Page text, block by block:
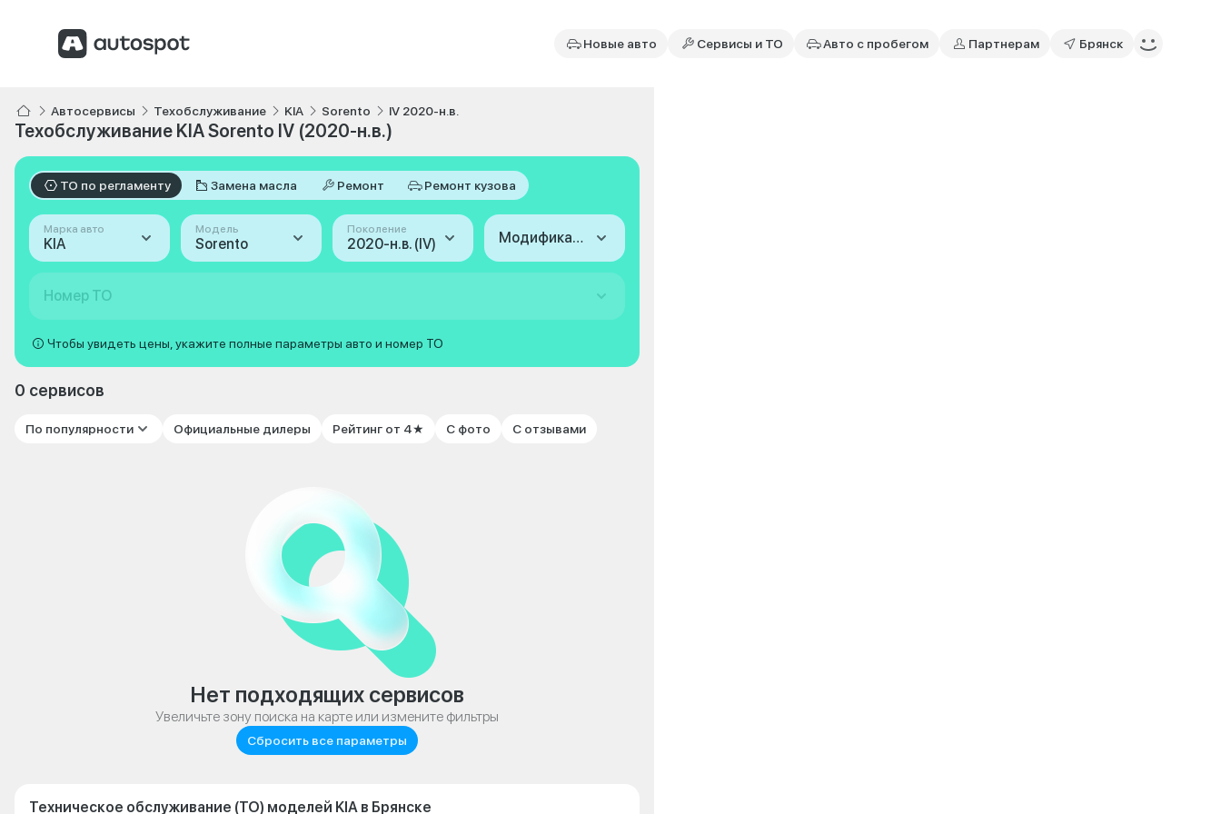
Новые авто Сервисы и ТО Авто с пробегом Партнерам Брянск
Автосервисы Техобслуживание KIA Sorento IV 2020-н.в.
Техобслуживание KIA Sorento IV (2020-н.в.)
ТО по регламенту Замена масла Ремонт Ремонт кузова
Марка авто
KIA
Модель
Sorento
Поколение
2020-н.в. (IV) Модификация
Номер ТО
Чтобы увидеть цены, укажите полные параметры авто и номер ТО
0 сервисов
По популярности Официальные дилеры Рейтинг от 4★ С фото С отзывами
Нет подходящих сервисов
Увеличьте зону поиска на карте или измените фильтры
Сбросить все параметры
Техническое обслуживание (ТО) моделей KIA в Брянске